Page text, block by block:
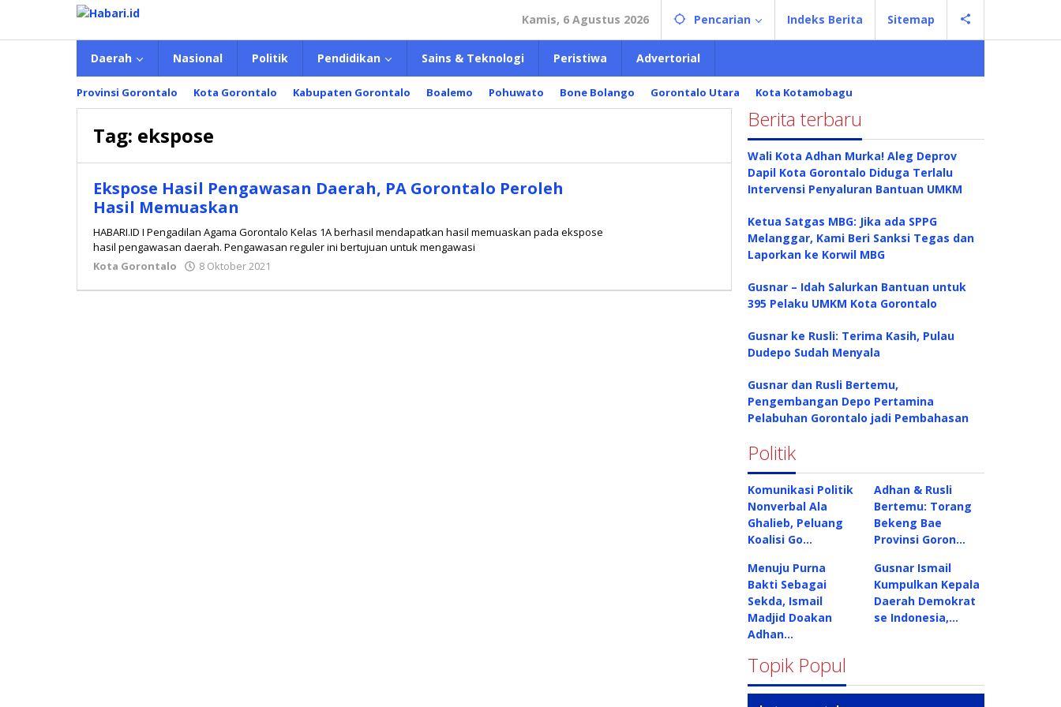
konten
Kamis, 6 Agustus 2026 Pencarian Indeks Berita Sitemap
Daerah Nasional Politik Pendidikan Sains & Teknologi Peristiwa Advertorial
Provinsi Gorontalo Kota Gorontalo Kabupaten Gorontalo Boalemo Pohuwato Bone Bolango Gorontalo Utara Kota Kotamobagu
Tag: ekspose
Ekspose Hasil Pengawasan Daerah, PA Gorontalo Peroleh
Hasil Memuaskan
HABARI.ID I Pengadilan Agama Gorontalo Kelas 1A berhasil mendapatkan hasil memuaskan pada ekspose
hasil pengawasan daerah. Pengawasan reguler ini bertujuan untuk mengawasi
Kota Gorontalo
8 Oktober 2021
Mokambu
Berita terbaru
Wali Kota Adhan Murka! Aleg Deprov
Dapil Kota Gorontalo Diduga Terlalu
Intervensi Penyaluran Bantuan UMKM
Ketua Satgas MBG: Jika ada SPPG
Melanggar, Kami Beri Sanksi Tegas dan
Laporkan ke Korwil MBG
Gusnar – Idah Salurkan Bantuan untuk
395 Pelaku UMKM Kota Gorontalo
Gusnar ke Rusli: Terima Kasih, Pulau
Dudepo Sudah Menyala
Gusnar dan Rusli Bertemu,
Pengembangan Depo Pertamina
Pelabuhan Gorontalo jadi Pembahasan
Politik
Komunikasi Politik
Nonverbal Ala
Ghalieb, Peluang
Koalisi Go…
Adhan & Rusli
Bertemu: Torang
Bekeng Bae
Provinsi Goron…
Menuju Purna
Bakti Sebagai
Sekda, Ismail
Madjid Doakan
Adhan…
Gusnar Ismail
Kumpulkan Kepala
Daerah Demokrat
se Indonesia,…
Topik Popul